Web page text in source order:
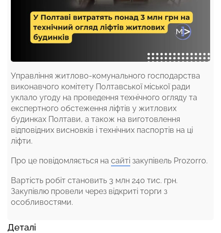
Управління житлово-комунального господарства
виконавчого комітету Полтавської міської ради
уклало угоду на проведення технічного огляду та
експертного обстеження ліфтів у житлових
будинках Полтави, а також на виготовлення
відповідних висновків і технічних паспортів на ці
ліфти.
Про це повідомляється на сайті закупівель Prozorro.
Вартість робіт становить 3 млн 240 тис. грн.
Закупівлю провели через відкриті торги з
особливостями.
Деталі